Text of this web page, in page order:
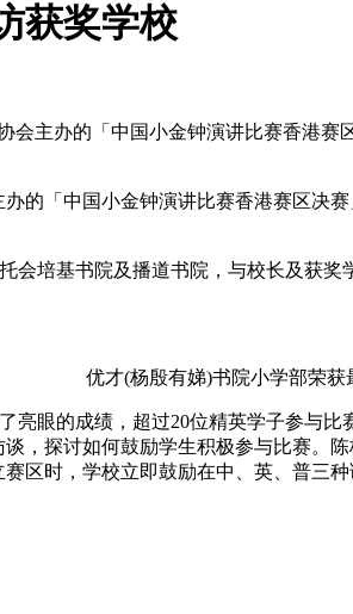
获奖学校
办的「中国小金钟演讲比赛香港赛
「中国小金钟演讲比赛香港赛区决赛
培基书院及播道书院，与校长及获奖
优才(杨殷有娣)书院小学部荣获
眼的成绩，超过20位精英学子参与比
，探讨如何鼓励学生积极参与比赛。
区时，学校立即鼓励在中、英、普三